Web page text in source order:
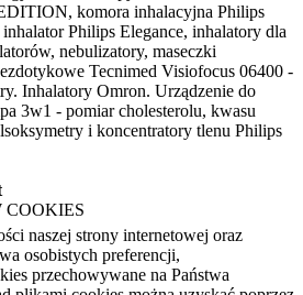
komora inhalacyjna Philips
Philips Elegance, inhalatory dla
nebulizatory, maseczki
Tecnimed Visiofocus 06400 -
Inhalatory Omron. Urządzenie do
3w1 - pomiar cholesterolu, kwasu
i koncentratory tlenu Philips
naszej strony internetowej oraz
osobistych preferencji,
przechowywane na Państwa